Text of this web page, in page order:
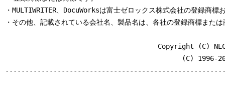
      作権表示およびその他の権利表示を付すものとします。
(４)お客様は、本使用条件で明示されている場合を除き、許
(５)本使用条件は許諾プログラムとともに提供されたマニュ
・MULTIWRITER、DocuWorksは富士ゼロックス株式会社の登録商標
・その他、記載されている会社名、製品名は、各社の登録商標また
Copyright (C)
(C) 1996-